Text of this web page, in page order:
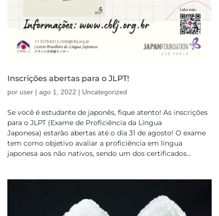
Inscrições abertas para o JLPT!
por user | ago 1, 2022 | Uncategorized
Se você é estudante de japonês, fique atento! As inscrições
para o JLPT (Exame de Proficiência da Língua
Japonesa) estarão abertas até o dia 31 de agosto! O exame
tem como objetivo avaliar a proficiência em língua
japonesa aos não nativos, sendo um dos certificados...